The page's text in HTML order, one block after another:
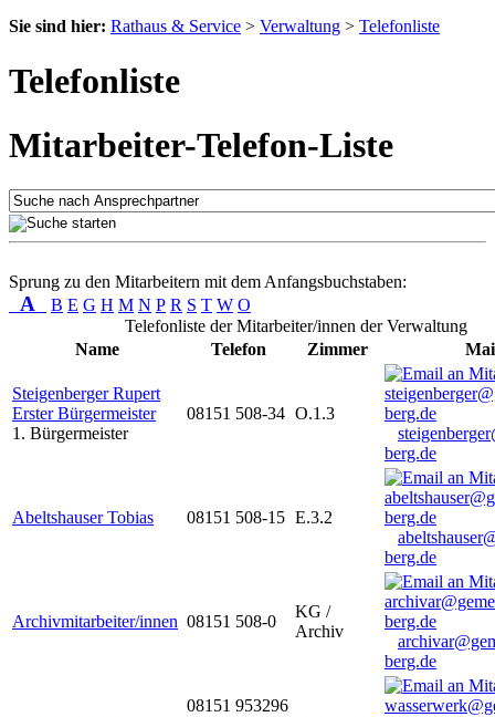
Sie sind hier: Rathaus & Service > Verwaltung > Telefonliste
Telefonliste
Mitarbeiter-Telefon-Liste
Sprung zu den Mitarbeitern mit dem Anfangsbuchstaben:
A B E G H M N P R S T W O
Telefonliste der Mitarbeiter/innen der Verwaltung
Name
Telefon Zimmer
Steigenberger Rupert
Erster Bürgermeister
1. Bürgermeister
08151 508-34 O.1.3
berg.de
Abeltshauser Tobias 08151 508-15 E.3.2
berg.de
Archivmitarbeiter/innen 08151 508-0
KG /
Archiv
berg.de
08151 953296